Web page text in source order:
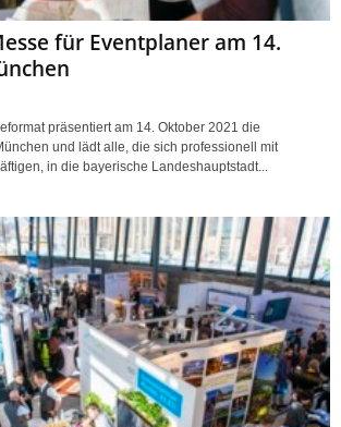
für Eventplaner am 14.
präsentiert am 14. Oktober 2021 die
und lädt alle, die sich professionell mit
in die bayerische Landeshauptstadt...